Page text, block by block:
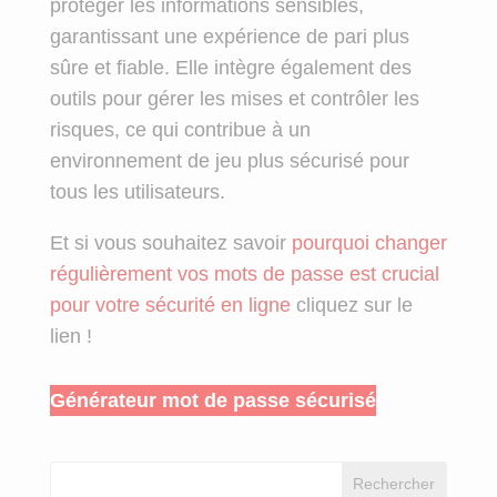
protéger les informations sensibles,
garantissant une expérience de pari plus
sûre et fiable. Elle intègre également des
outils pour gérer les mises et contrôler les
risques, ce qui contribue à un
environnement de jeu plus sécurisé pour
tous les utilisateurs.
Et si vous souhaitez savoir pourquoi changer
régulièrement vos mots de passe est crucial
pour votre sécurité en ligne cliquez sur le
lien !
Générateur mot de passe sécurisé
Rechercher